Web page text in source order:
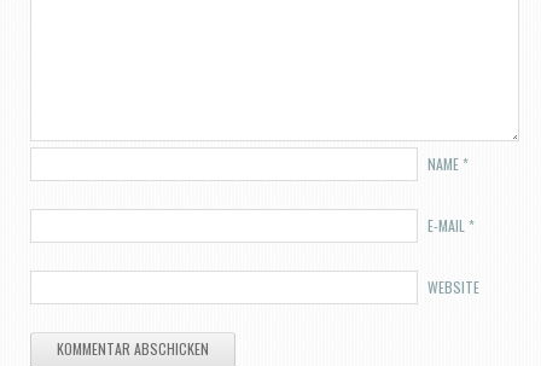
NAME*
E-MAIL *
WEBSITE